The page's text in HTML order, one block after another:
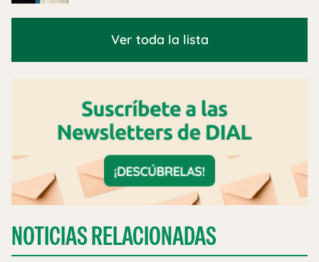
Ver toda la lista
NOTICIAS RELACIONADAS